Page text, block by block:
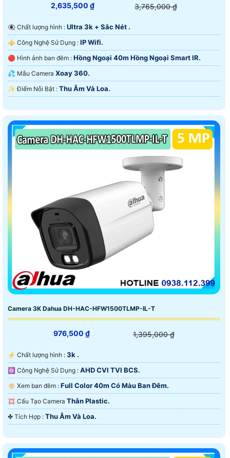
2,635,500 ₫ 3,765,000 ₫
👁️‍🗨 Chất lượng hình : Ultra 3k + Sắc Nét .
⚜️ Công Nghệ Sử Dụng : IP Wifi.
🔴 Hình ảnh ban đêm : Hồng Ngoại 40m Hồng Ngoại Smart IR.
💦 Mẫu Camera Xoay 360.
️✨ Điểm Nỗi Bật : Thu Âm Và Loa.
Camera 3K Dahua DH-HAC-HFW1500TLMP-IL-T
976,500 ₫ 1,395,000 ₫
️⚡ Chất lượng hình : 3k .
⚛️ Công Nghệ Sử Dụng : AHD CVI TVI BCS.
🔅 Xem ban đêm : Full Color 40m Có Màu Ban Ðêm.
💢 Cấu Tạo Camera Thân Plastic.
️✤ Tích Hợp : Thu Âm Và Loa.